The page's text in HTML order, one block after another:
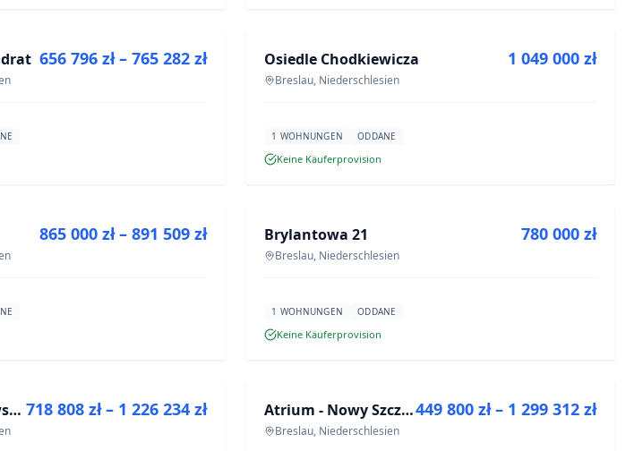
656 796 zł – 765 282 zł NEUBAU
Osiedle Chodkiewicza
Breslau, Niederschlesien
1 049 000 zł
1 WOHNUNGEN ODDANE
Keine Käuferprovision
865 000 zł – 891 509 zł NEUBAU
Brylantowa 21
Breslau, Niederschlesien
780 000 zł
1 WOHNUNGEN ODDANE
Keine Käuferprovision
Browary Wrocławskie bud BR1, BR2 718 808 zł – 1 226 234 zł NEUBAU Atrium - Nowy Szczepin
Breslau, Niederschlesien
449 800 zł – 1 299 312 zł